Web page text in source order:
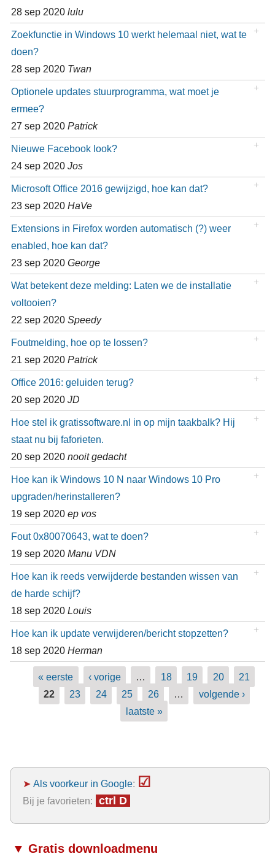
28 sep 2020 lulu
Zoekfunctie in Windows 10 werkt helemaal niet, wat te
doen?
28 sep 2020 Twan
Optionele updates stuurprogramma, wat moet je
ermee?
27 sep 2020 Patrick
Nieuwe Facebook look?
24 sep 2020 Jos
Microsoft Office 2016 gewijzigd, hoe kan dat?
23 sep 2020 HaVe
Extensions in Firefox worden automatisch (?) weer
enabled, hoe kan dat?
23 sep 2020 George
Wat betekent deze melding: Laten we de installatie
voltooien?
22 sep 2020 Speedy
Foutmelding, hoe op te lossen?
21 sep 2020 Patrick
Office 2016: geluiden terug?
20 sep 2020 JD
Hoe stel ik gratissoftware.nl in op mijn taakbalk? Hij
staat nu bij faforieten.
20 sep 2020 nooit gedacht
Hoe kan ik Windows 10 N naar Windows 10 Pro
upgraden/herinstalleren?
19 sep 2020 ep vos
Fout 0x80070643, wat te doen?
19 sep 2020 Manu VDN
Hoe kan ik reeds verwijderde bestanden wissen van
de harde schijf?
18 sep 2020 Louis
Hoe kan ik update verwijderen/bericht stopzetten?
18 sep 2020 Herman
Pagina's
« eerste ‹ vorige … 18 19 20
21
22
23 24 25 26 …
volgende ›
laatste »
➤ Als voorkeur in Google: ☑
Bij je favorieten: ctrl D
▼ Gratis downloadmenu